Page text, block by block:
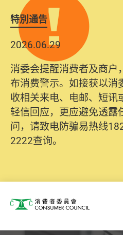
特別通告
2026.06.29
消委会提醒消费者及商户
布消费警示。如接获以消
收相关来电、电邮、短讯
轻信回应，更应避免透露
问，请致电防骗易热线
2222查询。
消费者委员会